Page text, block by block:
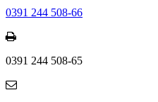
0391 244 508-66
0391 244 508-65